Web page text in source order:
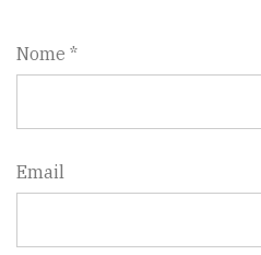
Nome *
Email